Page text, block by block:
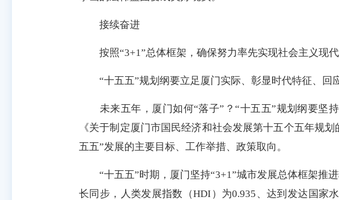
接续奋进
按照“3+1”总体框架，确保努力率先实现社会主义现
“十五五”规划纲要立足厦门实际、彰显时代特征、回
未来五年，厦门如何“落子”？“十五五”规划纲要坚持
《关于制定厦门市国民经济和社会发展第十五个五年规
五五”发展的主要目标、工作举措、政策取向。
“十五五”时期，厦门坚持“3+1”城市发展总体框架推进
长同步，人类发展指数（HDI）为0.935、达到发达国家